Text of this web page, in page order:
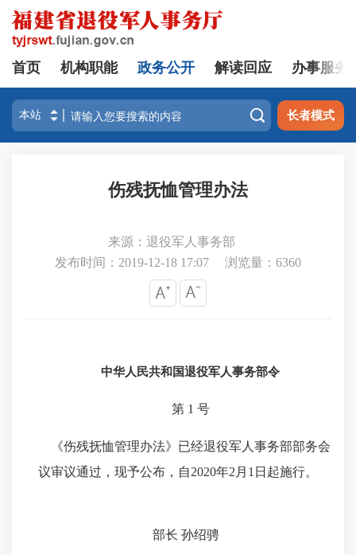
首页 机构职能 政务公开 解读回应 办事服务
 长者模式
伤残抚恤管理办法
来源：退役军人事务部
发布时间：2019-12-18 17:07
浏览量： 6360
中华人民共和国退役军人事务部令
第 1 号
《伤残抚恤管理办法》已经退役军人事务部部务会
议审议通过，现予公布，自2020年2月1日起施行。
部长 孙绍骋